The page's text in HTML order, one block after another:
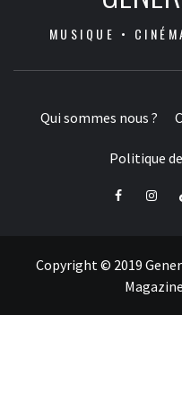
MUSIQUE •
Qui sommes nous ?
Politique
Facebook
Copyright © 2019
Magazine